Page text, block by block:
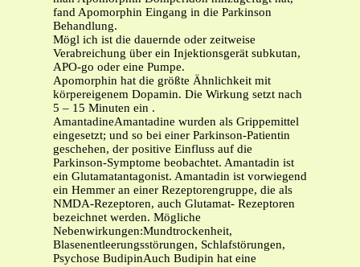
fand Apomorphin Eingang in die Parkinson
Behandlung.
Mögl ich ist die dauernde oder zeitweise
Verabreichung über ein Injektionsgerät subkutan,
APO-go oder eine Pumpe.
Apomorphin hat die größte Ähnlichkeit mit
körpereigenem Dopamin. Die Wirkung setzt nach
5 – 15 Minuten ein .
AmantadineAmantadine wurden als Grippemittel
eingesetzt; und so bei einer Parkinson-Patientin
geschehen, der positive Einfluss auf die
Parkinson-Symptome beobachtet. Amantadin ist
ein Glutamatantagonist. Amantadin ist vorwiegend
ein Hemmer an einer Rezeptorengruppe, die als
NMDA-Rezeptoren, auch Glutamat- Rezeptoren
bezeichnet werden. Mögliche
Nebenwirkungen:Mundtrockenheit,
Blasenentleerungsstörungen, Schlafstörungen,
Psychose BudipinAuch Budipin hat eine